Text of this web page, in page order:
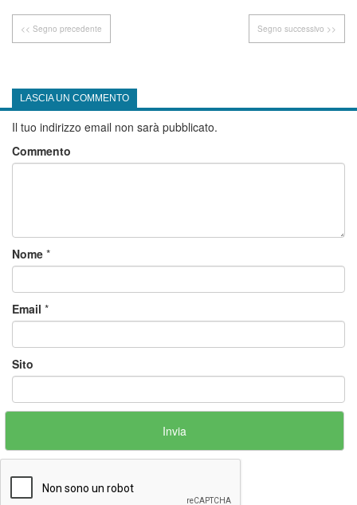
<< Segno precedente Segno successivo >>
LASCIA UN COMMENTO
Il tuo indirizzo email non sarà pubblicato.
Commento
Nome *
Email *
Sito